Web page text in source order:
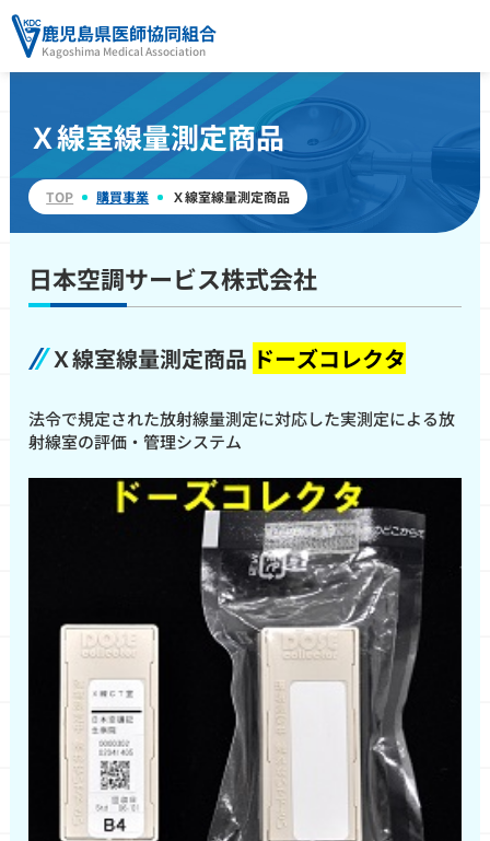
鹿児島県医師協同組合
Kagoshima Medical Association
Ｘ線室線量測定商品
TOP 購買事業 Ｘ線室線量測定商品
日本空調サービス株式会社
Ｘ線室線量測定商品 ドーズコレクタ
法令で規定された放射線量測定に対応した実測定による放
射線室の評価・管理システム